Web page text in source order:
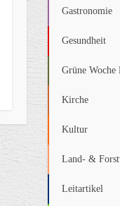
Gastronomie
Gesundheit
Grüne Woche
Kirche
Kultur
Land- &
Leitartikel